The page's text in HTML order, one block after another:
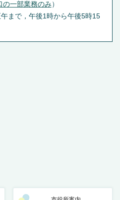
の一部業務のみ ）
まで，午後1時から午後5時15